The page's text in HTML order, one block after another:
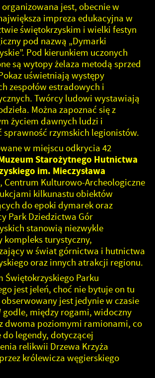
organizowana jest, obecnie w
impreza edukacyjna w
świętokrzyskim i wielki festyn
pod nazwą „Dymarki
Pod kierunkiem uczonych
są wytopy żelaza metodą sprzed
uświetniają występy
zespołów estradowych i
Twórcy ludowi wystawiają
Można zapoznać się z
życiem dawnych ludzi i
sprawność rzymskich legionistów.
w miejscu odkrycia 42
Starożytnego Hutnictwa
im. Mieczysława
, Centrum Kulturowo-Archeologiczne
kilkunastu obiektów
do epoki dymarek oraz
Park Dziedzictwa Gór
stanowią niezwykle
kompleks turystyczny,
w świat górnictwa i hutnictwa
oraz innych atrakcji regionu.
Świętokrzyskiego Parku
jest jeleń, choć nie bytuje on tu
jest jedynie w czasie
godle, między rogami, widoczny
dwoma poziomymi ramionami, co
legendy, dotyczącej
relikwii Drzewa Krzyża
królewicza węgierskiego